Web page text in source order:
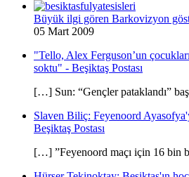
Büyük ilgi gören Barkovizyon
05 Mart 2009
"Tello, Alex Ferguson’un
soktu" - Beşiktaş Postası
[…] Sun: “Gençler pataklandı”
Slaven Biliç: Feyenoord
Beşiktaş Postası
[…] ”Feyenoord maçı için 16 bin